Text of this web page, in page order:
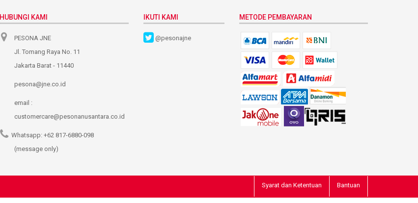
HUBUNGI KAMI
PESONA JNE
Jl. Tomang Raya No. 11
Jakarta Barat - 11440
pesona@jne.co.id
email :
customercare@pesonanusantara.co.id
Whatsapp: +62 817-6880-098
(message only)
IKUTI KAMI
@pesonajne
METODE PEMBAYARAN
Syarat dan Ketentuan Bantuan